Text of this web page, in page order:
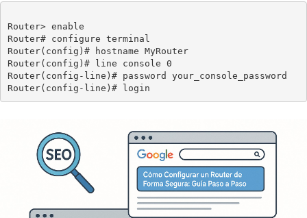
Router> enable
Router# configure terminal
Router(config)# hostname MyRouter
Router(config)# line console 0
Router(config-line)# password your_console_password